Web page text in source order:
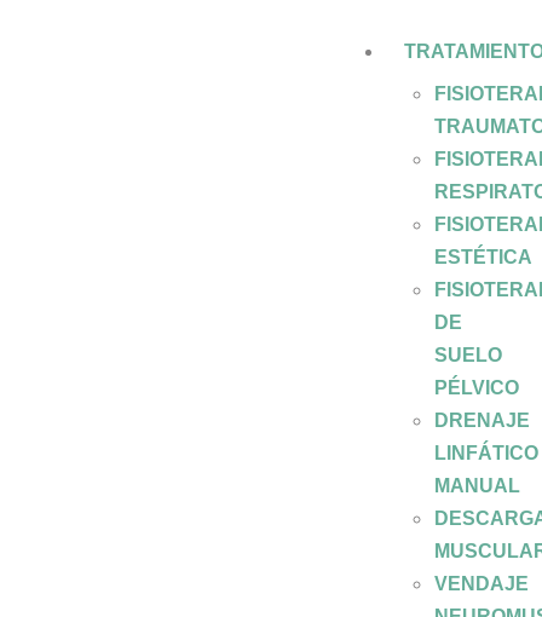
ESTÉTICA
DE
SUELO
PÉLVICO
DRENAJE
LINFÁTICO
MANUAL
VENDAJE